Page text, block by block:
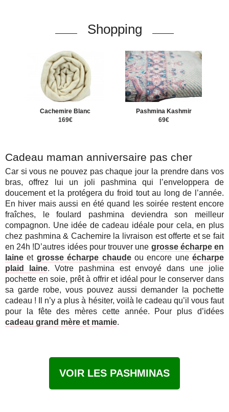
Shopping
Cachemire Blanc
169€
Pashmina Kashmir
69€
Cadeau maman anniversaire pas cher
Car si vous ne pouvez pas chaque jour la prendre dans vos
bras, offrez lui un joli pashmina qui l’enveloppera de
doucement et la protégera du froid tout au long de l’année.
En hiver mais aussi en été quand les soirée restent encore
fraîches, le foulard pashmina deviendra son meilleur
compagnon. Une idée de cadeau idéale pour cela, en plus
chez pashmina & Cachemire la livraison est offerte et se fait
en 24h !D’autres idées pour trouver une grosse écharpe en
laine et grosse écharpe chaudeou encore une écharpe
plaid laine. Votre pashmina est envoyé dans une jolie
pochette en soie, prêt à offrir et idéal pour le conserver dans
sa garde robe, vous pouvez aussi demander la pochette
cadeau ! Il n’y a plus à hésiter, voilà le cadeau qu’il vous faut
pour la fête des mères cette année. Pour plus d’idées
cadeau grand mère et mamie.
VOIR LES PASHMINAS